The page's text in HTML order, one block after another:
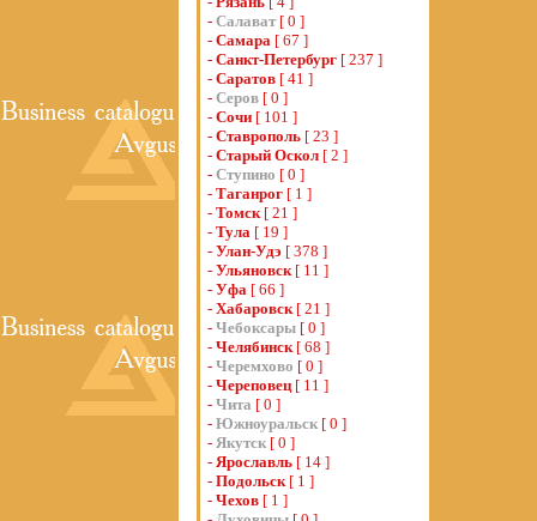
- Салават [ 0 ]
- Самара [ 67 ]
- Санкт-Петербург [ 237 ]
- Саратов [ 41 ]
- Серов [ 0 ]
- Сочи [ 101 ]
- Ставрополь [ 23 ]
- Старый Оскол [ 2 ]
- Ступино [ 0 ]
- Таганрог [ 1 ]
- Томск[ 21 ]
- Тула [ 19 ]
- Улан-Удэ [ 378 ]
- Ульяновск[ 11 ]
- Уфа [ 66 ]
- Хабаровск[ 21 ]
- Чебоксары [ 0 ]
- Челябинск[ 68 ]
- Черемхово [ 0 ]
- Череповец[ 11 ]
- Чита [ 0 ]
- Южноуральск [ 0 ]
- Якутск [ 0 ]
- Ярославль [ 14 ]
- Подольск[ 1 ]
- Чехов [ 1 ]